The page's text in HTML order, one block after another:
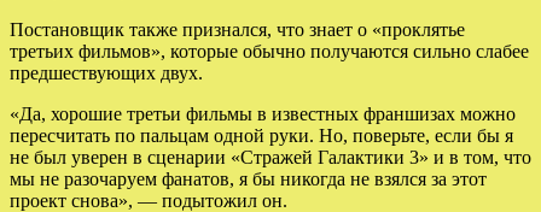
Постановщик также признался, что знает о «проклятье
третьих фильмов», которые обычно получаются сильно слабее
предшествующих двух.
«Да, хорошие третьи фильмы в известных франшизах можно
пересчитать по пальцам одной руки. Но, поверьте, если бы я
не был уверен в сценарии «Стражей Галактики 3» и в том, что
мы не разочаруем фанатов, я бы никогда не взялся за этот
проект снова», — подытожил он.